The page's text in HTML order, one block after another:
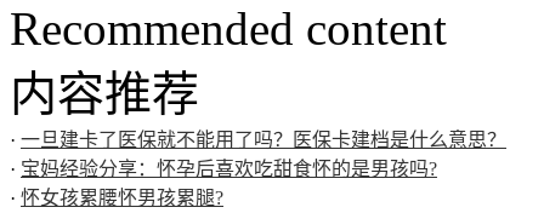
Recommended content
内容推荐
· 一旦建卡了医保就不能用了吗？医保卡建档是什么意思？
· 宝妈经验分享：怀孕后喜欢吃甜食怀的是男孩吗?
· 怀女孩累腰怀男孩累腿?